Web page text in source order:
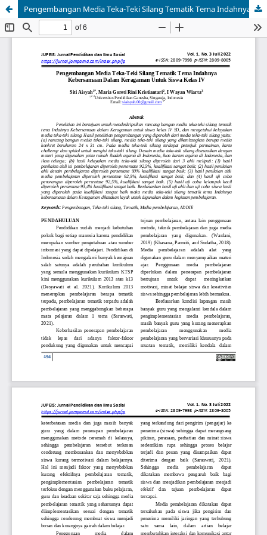
Pengembangan Media Teka-Teki Silang Tematik Tema Indahnya Kebersamaan Dalam Keragaman Untuk Siswa Kelas IV